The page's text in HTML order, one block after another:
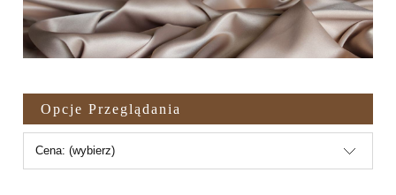
Opcje Przeglądania
Cena: (wybierz)